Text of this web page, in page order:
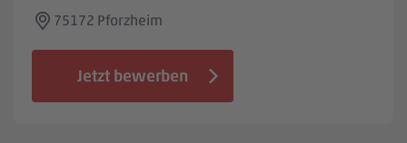
75172 Pforzheim
Jetzt bewerben